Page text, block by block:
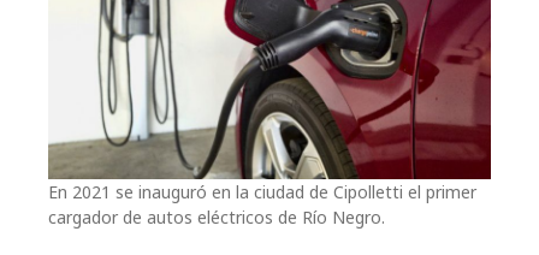
En 2021 se inauguró en la ciudad de Cipolletti el primer
cargador de autos eléctricos de Río Negro.